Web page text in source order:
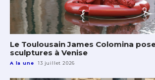
Le Toulousain James Colomina
sculptures à Venise
A la une 13 juillet 2026